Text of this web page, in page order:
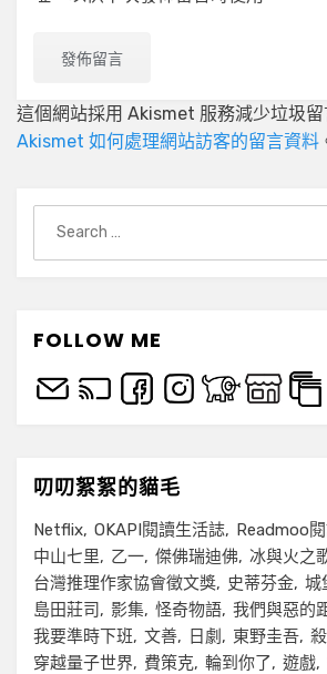
這個網站採用 Akismet 服務減少垃圾留
Akismet 如何處理網站訪客的留言資料
for:
FOLLOW ME
叨叨絮絮的貓毛
Netflix OKAPI閱讀生活誌
Readmoo
中山七里
乙一 傑佛瑞迪佛 冰與火之
台灣推理作家協會徵文獎
史蒂芬金 城
島田莊司
影集 怪奇物語 我們與惡的
我要準時下班
文善 日劇 東野圭吾
穿越量子世界
費策克 輪到你了 遊戲